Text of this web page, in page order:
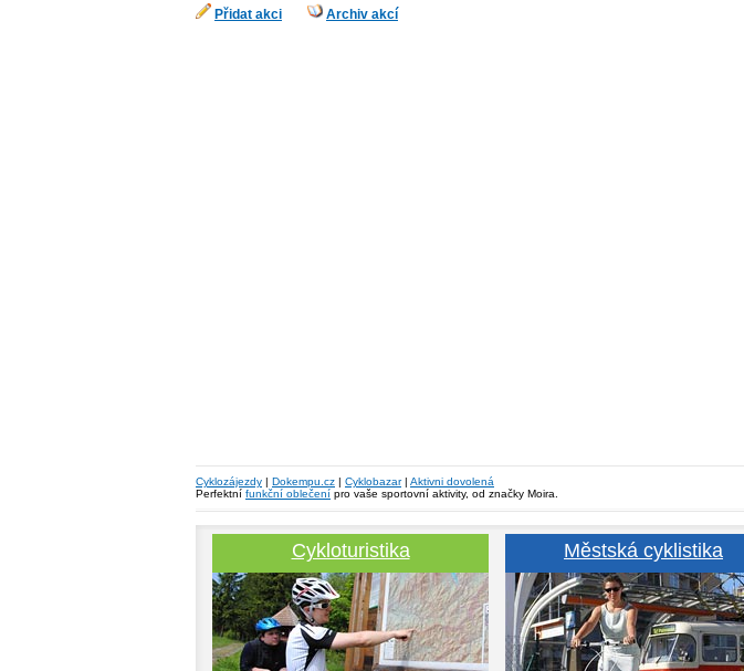
Přidat akci Archiv akcí
Cyklozájezdy | Dokempu.cz | Cyklobazar| Aktivni dovolená
Perfektní funkční oblečení pro vaše sportovní aktivity, od značky Moira.
Cykloturistika Městská cyklistika